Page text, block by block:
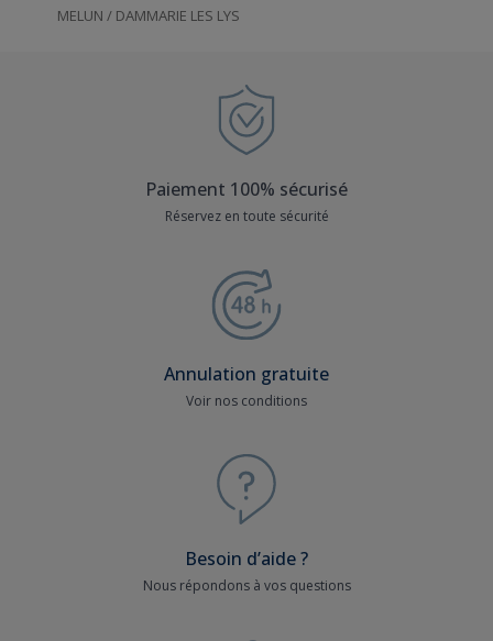
MELUN / DAMMARIE LES LYS
Paiement 100% sécurisé
Réservez en toute sécurité
Annulation gratuite
Voir nos conditions
Besoin d’aide ?
Nous répondons à vos questions